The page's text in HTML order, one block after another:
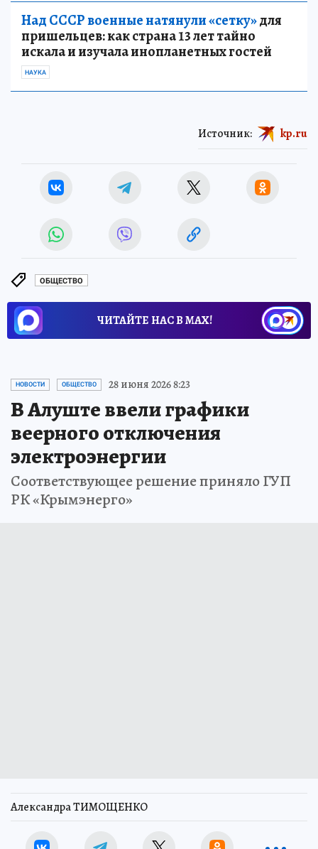
Над СССР военные натянули «сетку»для
пришельцев: как страна 13 лет тайно
искала и изучала инопланетных гостей
НАУКА
Источник: kp.ru
ОБЩЕСТВО
ЧИТАЙТЕ НАС В МАХ!
НОВОСТИ ОБЩЕСТВО 28 июня 2026 8:23
В Алуште ввели графики
веерного отключения
электроэнергии
Соответствующее решение приняло ГУП
РК «Крымэнерго»
Александра ТИМОЩЕНКО